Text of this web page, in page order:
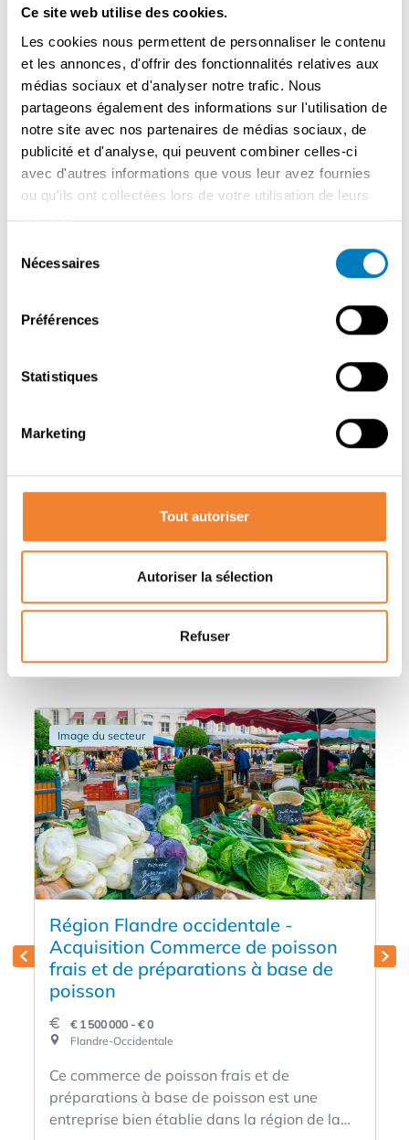
Ce site web utilise des cookies.
Les cookies nous permettent de personnaliser le contenu
et les annonces, d'offrir des fonctionnalités relatives aux
médias sociaux et d'analyser notre trafic. Nous
partageons également des informations sur l'utilisation de
notre site avec nos partenaires de médias sociaux, de
publicité et d'analyse, qui peuvent combiner celles-ci
avec d'autres informations que vous leur avez fournies
ou qu'ils ont collectées lors de votre utilisation de leurs
services.
Nécessaires
Préférences
Statistiques
Marketing
Tout autoriser
Autoriser la sélection
Refuser
entièrement équipé, réfrigéré, comptoirs, armoires,
éclairage, etc. Tracteur MAN TGM 12.280 -
techniquement en ordre et réglé pour cette combinaison
Tous les équipements et accessoires utilisés
quotidiennement Chiffre d'affaires attrayant et clients
réguliers existants sur les marchés (détails uniquement
lors d'une discussion sérieuse) Idéal pour : boucher /
boucher désireux de s'agrandir sans investissement
lourd phase duo / couple désireux de poursuivre un
concept bien géré entrepreneur à la recherche d'une
Autres annonces qui pourraient vous
Image du secteur
Région Flandre occidentale -
Acquisition Commerce de poisson
frais et de préparations à base de
poisson
€ 1 500 000 - € 0
Flandre-Occidentale
Ce commerce de poisson frais et de
préparations à base de poisson est une
entreprise bien établie dans la région de la